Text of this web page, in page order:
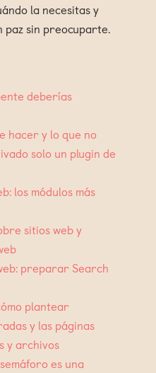
la necesitas y
paz sin preocuparte.
deberías
hacer y lo que no
solo un plugin de
los módulos más
sitios web y
preparar Search
plantear
y las páginas
y archivos
es una